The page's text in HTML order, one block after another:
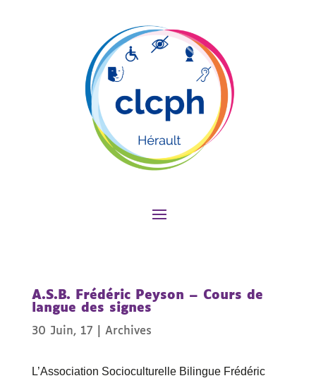
A.S.B. Frédéric Peyson – Cours de
langue des signes
30 Juin, 17 Archives
L’Association Socioculturelle Bilingue Frédéric